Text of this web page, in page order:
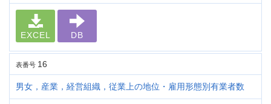
EXCEL DB
表番号 16
男女，産業，経営組織，従業上の地位・雇用形態別有業者数